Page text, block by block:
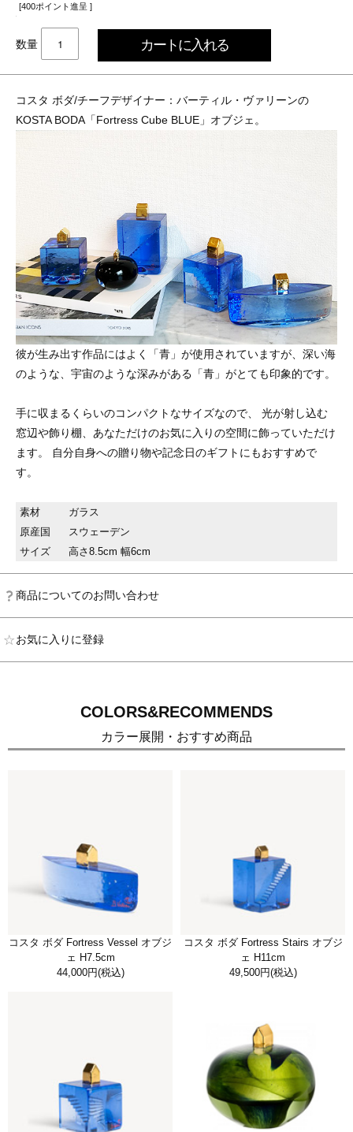
[400ポイント進呈 ]
数量
コスタ ボダ/チーフデザイナー：バーティル・ヴァリーンの
KOSTA BODA「Fortress Cube BLUE」オブジェ。
彼が生み出す作品にはよく「青」が使用されていますが、深い海
のような、宇宙のような深みがある「青」がとても印象的です。
手に収まるくらいのコンパクトなサイズなので、 光が射し込む
窓辺や飾り棚、あなただけのお気に入りの空間に飾っていただけ
ます。 自分自身への贈り物や記念日のギフトにもおすすめで
す。
素材
ガラス
原産国
スウェーデン
サイズ
高さ8.5cm 幅6cm
商品についてのお問い合わせ
お気に入りに登録
COLORS&RECOMMENDS
カラー展開・おすすめ商品
コスタ ボダ Fortress Vessel オブジ
ェ H7.5cm
44,000円(税込)
コスタ ボダ Fortress Stairs オブジ
ェ H11cm
49,500円(税込)